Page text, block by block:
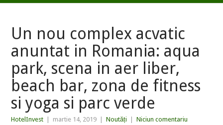
Un nou complex acvatic
anuntat in Romania: aqua
park, scena in aer liber,
beach bar, zona de fitness
si yoga si parc verde
HotelInvest martie 14, 2019 Noutăți Niciun comentariu